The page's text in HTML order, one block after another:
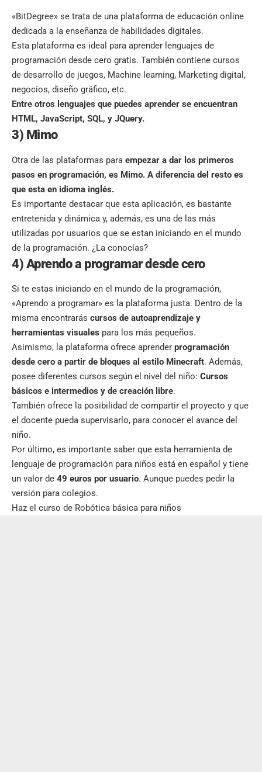
«BitDegree» se trata de una plataforma de educación online
dedicada a la enseñanza de habilidades digitales.
Esta plataforma es ideal para aprender lenguajes de
programación desde cero gratis. También contiene cursos
de desarrollo de juegos, Machine learning, Marketing digital,
negocios, diseño gráfico, etc.
Entre otros lenguajes que puedes aprender se encuentran
HTML, JavaScript, SQL, y JQuery.
3) Mimo
Otra de las plataformas para empezar a dar los primeros
pasos en programación, es Mimo. A diferencia del resto es
que esta en idioma inglés.
Es importante destacar que esta aplicación, es bastante
entretenida y dinámica y, además, es una de las más
utilizadas por usuarios que se estan iniciando en el mundo
de la programación. ¿La conocías?
4) Aprendo a programar desde cero
Si te estas iniciando en el mundo de la programación,
«Aprendo a programar» es la plataforma justa. Dentro de la
misma encontrarás cursos de autoaprendizaje y
herramientas visuales para los más pequeños.
Asimismo, la plataforma ofrece aprender programación
desde cero a partir de bloques al estilo Minecraft. Además,
posee diferentes cursos según el nivel del niño: Cursos
básicos e intermedios y de creación libre.
También ofrece la posibilidad de compartir el proyecto y que
el docente pueda supervisarlo, para conocer el avance del
niño.
Por último, es importante saber que esta herramienta de
lenguaje de programación para niños está en español y tiene
un valor de 49 euros por usuario. Aunque puedes pedir la
versión para colegios.
Haz el curso de Robótica básica para niños